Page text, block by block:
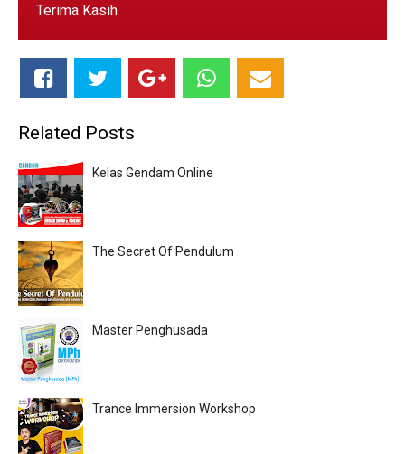
Terima Kasih
Related Posts
Kelas Gendam Online
The Secret Of Pendulum
Master Penghusada
Trance Immersion Workshop